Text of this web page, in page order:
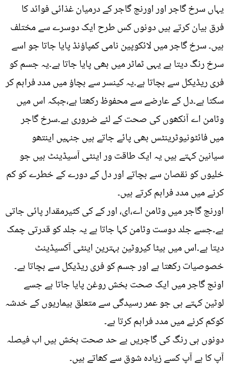
یہاں سرخ گاجر اور اورنج گاجر کے درمیان غذائی فوائد کا
فرق بیان کرتے ہیں دونوں کس طرح ایک دوسرے سے مختلف
ہیں۔ سرخ گاجر میں لائکوپین نامی کمپاؤنڈ پایا جاتا جو اسے
سرخ رنگ دیتا ہے یہی ٹماٹر میں بھی پایا جاتا ہے۔یہ جسم کو
فری ریڈیکل سے بچاتا ہے۔یہ کینسر سے بچاؤ میں مدد فراہم کر
سکتا ہے۔دل کے عارضے سے محفوظ رکھتا ہے،جبکہ اس میں
وٹامن اے آنکھوں کی صحت کے لئے ضروری ہے۔سرخ گاجر
میں فائٹونیوٹرینٹس بھی پائے جاتے ہیں جنہیں اینتھو
سیانین کہتے ہیں یہ ایک طاقت ور اینٹی آسیڈینٹ ہیں جو
خلیوں کو نقصان سے بچاتے اور دل کے دورے کے خطرے کو کم
کرنے میں مدد فراہم کرتے ہیں۔
اورنج گاجر میں وٹامن اے،ای، اور کے کی کثیرمقدار پائی جاتی
ہے۔جسے جلد دوست وٹامن کہا جاتا ہے یہ جلد کو قدرتی چمک
دیتا ہے۔اس میں بیٹا کیروٹین بہترین اینٹی آکسیڈینٹ
خصوصیات رکھتا ہے اور جسم کو فری ریڈیکل سے بچاتا ہے۔
اونج گاجر میں ایک صحت بخش روغن پایا جاتا ہے جسے
لوٹین کہتے ہی جو عمر رسیدگی سے متعلق بیماریوں کے خدشہ
کوکم کرنے میں مدد فراہم کرتا ہے۔
دونوں ہی رنگ کی گاجریں بے حد صحت بخش ہیں اب فیصلہ
آپ کا ہے آپ کسے زیادہ شوق سے کھاتے ہیں۔